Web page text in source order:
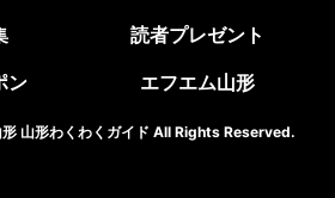
読者プレゼント
ン
エフエム山形
山形わくわくガイド All Rights Reserved.